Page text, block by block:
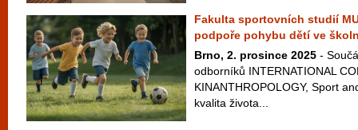
Fakulta sportovních studií
podpoře pohybu dětí ve
Brno, 2. prosince 2025 -
odborníků INTERNATIONAL
KINANTHROPOLOGY, Sport
kvalita života...